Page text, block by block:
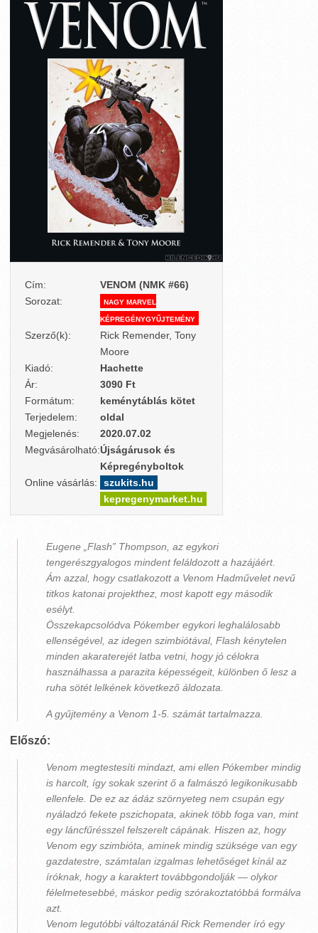
Cím:
VENOM (NMK #66)
Sorozat:
NAGY MARVEL
KÉPREGÉNYGYŰJTEMÉNY
Szerző(k):
Rick Remender, Tony
Moore
Kiadó:
Hachette
Ár:
3090 Ft
Formátum:
keménytáblás kötet
Terjedelem:
oldal
Megjelenés:
2020.07.02
Megvásárolható:Újságárusok és
Képregényboltok
Online vásárlás:
szukits.hu
kepregenymarket.hu
Eugene „Flash” Thompson, az egykori
tengerészgyalogos mindent feláldozott a hazájáért.
Ám azzal, hogy csatlakozott a Venom Hadművelet nevű
titkos katonai projekthez, most kapott egy második
esélyt.
Összekapcsolódva Pókember egykori leghalálosabb
ellenségével, az idegen szimbiótával, Flash kénytelen
minden akaraterejét latba vetni, hogy jó célokra
használhassa a parazita képességeit, különben ő lesz a
ruha sötét lelkének következő áldozata.
A gyűjtemény a Venom 1-5. számát tartalmazza.
Előszó:
Venom megtestesíti mindazt, ami ellen Pókember mindig
is harcolt, így sokak szerint ő a falmászó legikonikusabb
ellenfele. De ez az ádáz szörnyeteg nem csupán egy
nyáladzó fekete pszichopata, akinek több foga van, mint
egy láncfűrésszel felszerelt cápának. Hiszen az, hogy
Venom egy szimbióta, aminek mindig szüksége van egy
gazdatestre, számtalan izgalmas lehetőséget kínál az
íróknak, hogy a karaktert továbbgondolják ― olykor
félelmetesebbé, máskor pedig szórakoztatóbbá formálva
azt.
Venom legutóbbi változatánál Rick Remender író egy